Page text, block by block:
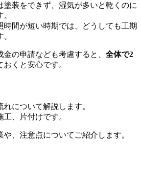
塗装をできず、湿気が多いと乾くのに
時間が短い時期では、どうしても工期
の申請なども考慮すると、 全体で2
おくと安心です。
について解説します。
、片付けです。
、注意点についてご紹介します。